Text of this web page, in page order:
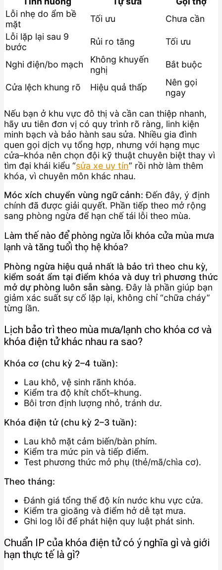
Lỗi nhẹ do ẩm bề
mặt
Tối ưu
Chưa cần
Lỗi lặp lại sau 9
bước
Rủi ro tăng Tối ưu
Nghi điện/bo mạch
Không khuyến
nghị
Bắt buộc
Cửa lệch khung rõ Hiệu quả thấp
Nên gọi
ngay
Nếu bạn ở khu vực đô thị và cần can thiệp nhanh,
hãy ưu tiên đơn vị có quy trình rõ ràng, linh kiện
minh bạch và bảo hành sau sửa. Nhiều gia đình
quen gọi dịch vụ tổng hợp, nhưng với hạng mục
cửa–khóa nên chọn đội kỹ thuật chuyên biệt thay vì
tìm đại khái kiểu “sửa xe uy tín” rồi nhờ làm thêm
khóa, vì chuyên môn khác nhau.
Móc xích chuyển vùng ngữ cảnh: Đến đây, ý định
chính đã được giải quyết. Phần tiếp theo mở rộng
sang phòng ngừa để hạn chế tái lỗi theo mùa.
Làm thế nào để phòng ngừa lỗi khóa cửa mùa mưa
lạnh và tăng tuổi thọ hệ khóa?
Phòng ngừa hiệu quả nhất là bảo trì theo chu kỳ,
kiểm soát ẩm tại điểm khóa và duy trì phương thức
mở dự phòng luôn sẵn sàng. Đây là phần giúp bạn
giảm xác suất sự cố lặp lại, không chỉ “chữa cháy”
từng lần.
Lịch bảo trì theo mùa mưa/lạnh cho khóa cơ và
khóa điện tử khác nhau ra sao?
Khóa cơ (chu kỳ 2–4 tuần):
Lau khô, vệ sinh rãnh khóa.
Kiểm tra độ khít chốt–khung.
Bôi trơn định lượng nhỏ, tránh dư.
Khóa điện tử (chu kỳ 2–3 tuần):
Lau khô mặt cảm biến/bàn phím.
Kiểm tra mức pin và tiếp điểm.
Test phương thức mở phụ (thẻ/mã/chìa cơ).
Theo tháng:
Đánh giá tổng thể độ kín nước khu vực cửa.
Kiểm tra gioăng và điểm hở dễ tạt mưa.
Ghi log lỗi để phát hiện quy luật phát sinh.
Chuẩn IP của khóa điện tử có ý nghĩa gì và giới
hạn thực tế là gì?